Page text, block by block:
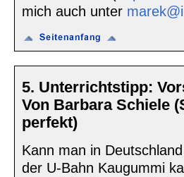
mich auch unter
5. Unterrichtstipp:
Von Barbara Schiele
perfekt)
Kann man in
der U-Bahn Kaugummi